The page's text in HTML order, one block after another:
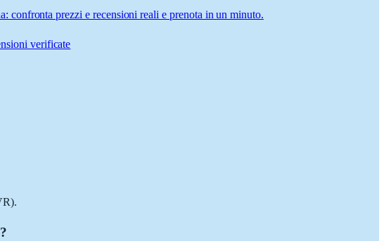
confronta prezzi e recensioni reali e prenota in un minuto.
verificate